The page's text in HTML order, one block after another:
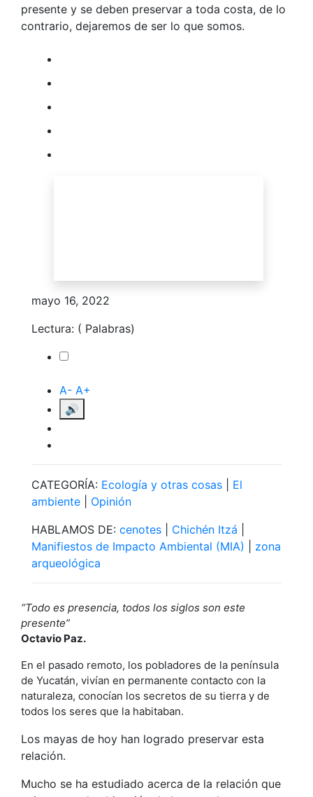
presente y se deben preservar a toda costa, de lo
contrario, dejaremos de ser lo que somos.
mayo 16, 2022
Lectura: ( Palabras)
A- A+
🔊
CATEGORÍA: Ecología y otras cosas
El
ambiente
Opinión
HABLAMOS DE: cenotes Chichén Itzá
Manifiestos de Impacto Ambiental (MIA)
zona
arqueológica
“Todo es presencia, todos los siglos son este
presente”
Octavio Paz.
En el pasado remoto, los pobladores de la península
de Yucatán, vivían en permanente contacto con la
naturaleza, conocían los secretos de su tierra y de
todos los seres que la habitaban.
Los mayas de hoy han logrado preservar esta
relación.
Mucho se ha estudiado acerca de la relación que